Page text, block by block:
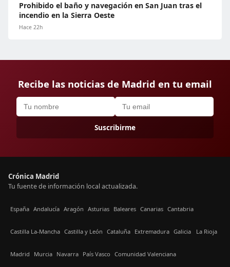
Prohibido el baño y navegación en San Juan tras el
incendio en la Sierra Oeste
Hace 22h
Recibe las noticias de Madrid en tu email
Suscribirme
Crónica Madrid
Tu fuente de información local actualizada.
España Andalucía Aragón Asturias Baleares Canarias Cantabria
Castilla La-Mancha Castilla y León Cataluña Extremadura Galicia La Rioja
Madrid Murcia Navarra País Vasco Comunidad Valenciana